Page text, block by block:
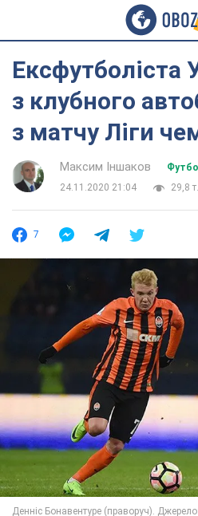
Ексфутболіста
з клубного
з матчу Ліги
Максим Іншаков
24.11.2020 21:04
29,8 т.
7